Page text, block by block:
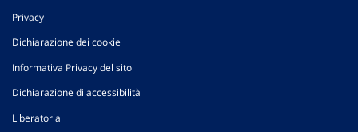
Privacy
Dichiarazione dei cookie
Informativa Privacy del sito
Dichiarazione di accessibilità
Liberatoria